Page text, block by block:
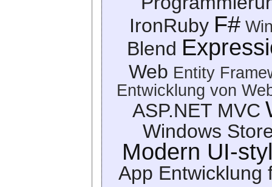
IronRuby F#
Blend
Web Entity
Entwicklung von
ASP.NET MVC
Windows
Modern UI-
App Entwicklung